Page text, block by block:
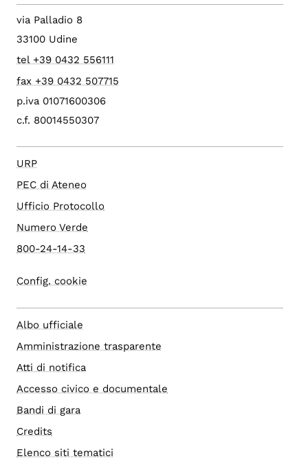
via Palladio 8
33100 Udine
tel +39 0432 556111
fax +39 0432 507715
p.iva 01071600306
c.f. 80014550307
URP
PEC di Ateneo
Ufficio Protocollo
Numero Verde
800-24-14-33
Config. cookie
Albo ufficiale
Amministrazione trasparente
Atti di notifica
Accesso civico e documentale
Bandi di gara
Credits
Elenco siti tematici